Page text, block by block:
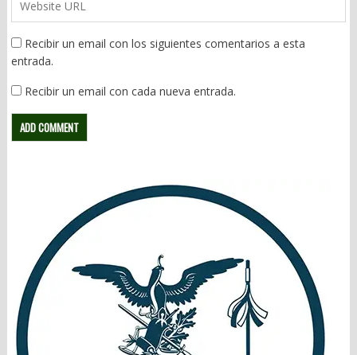
Recibir un email con los siguientes comentarios a esta
entrada.
Recibir un email con cada nueva entrada.